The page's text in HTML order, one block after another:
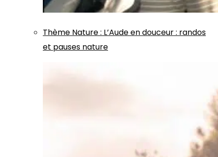
Thème Nature: L’Aude en douceur : randos
et pauses nature